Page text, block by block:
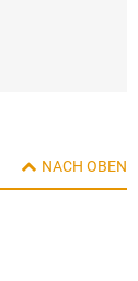
NACH OBEN